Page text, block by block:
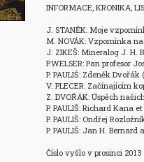
INFORMACE, KRONIKA,
J. STANĚK: Moje
M. NOVÁK: Vzpomínka
J. ZIKEŠ: Mineralog J. H.
P.WELSER: Pan profesor
P. PAULIŠ: Zdeněk
V. PLECER: Začínajícím
Z. DVOŘÁK: Úspěch
P. PAULIŠ: Richard Kana
P. PAULIŠ: Ondřej
P. PAULIŠ: Jan H.
Číslo vyšlo v prosinci 2013